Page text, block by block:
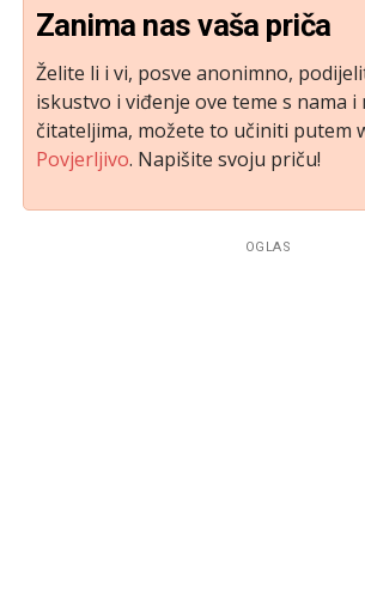
Zanima nas vaša priča
Želite li i vi, posve anonimno,
iskustvo i viđenje ove teme s nama i
čitateljima, možete to učiniti putem
Povjerljivo. Napišite svoju priču!
OGLAS